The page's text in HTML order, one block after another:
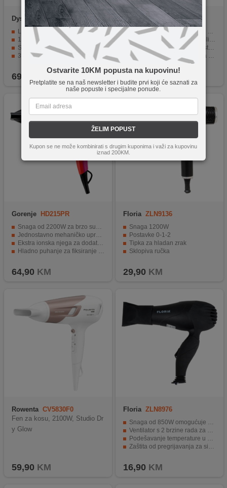
Ostvarite 10KM popusta na kupovinu!
Pretplatite se na naš newsletter i budite prvi koji će saznati za
naše popuste i specijalne ponude.
ŽELIM POPUST
Kupon se ne može kombinirati s drugim kuponima i važi za kupovinu
iznad 200KM.
Dyson
HD19 Ceramic
pink/Rose gold
Ljepota bez granica
138% sjajnija kosa
Snaga 1220 W
3 brzine, 4 postavke temperature
699,90
Rowenta
CV9240FO HAIR
DRYER ULT
Snaga digitalnog motora od 2200 W
Brzo sušenje i učinkovito oblikovanje
3 postavke temperature i 2 stupnja brzine
Postavka Advanced Care za zdravu kosu s prirodnim sjajem
Profesionalni styling uključuje dva nastavka
KM
Gorenje HD215PR
Snaga od 2200W za brzo sušenje
Jednostavno mehaničko upravljanje
Ekstra ionska njega za dodatni sjaj
Hladno puhanje za fiksiranje stila
64,90 KM
Floria ZLN9136
Snaga 1200W
Postavke 0-1-2
Tipka za hladan zrak
Sklopiva ručka
29,90 KM
Rowenta CV5830F0
Fen za kosu, 2100W, Studio Dr
y Glow
59,90 KM
Floria ZLN8976
Snaga od 850W omogućuje brzo sušenje kose.
Ventilator s 2 brzine rada za prilagođavanje.
Podešavanje temperature u 3 nivoa.
Zaštita od pregrijavanja za sigurnost i trajnost.
16,90 KM